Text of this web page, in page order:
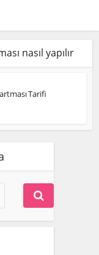
nasıl yapılır
Tarifi